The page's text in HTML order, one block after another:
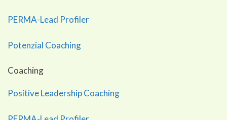
PERMA-Lead Profiler
Potenzial Coaching
Coaching
Positive Leadership Coaching